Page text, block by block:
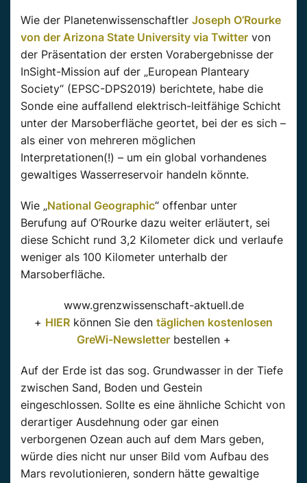
Wie der Planetenwissenschaftler Joseph O’Rourke
von der Arizona State University via Twitter von
der Präsentation der ersten Vorabergebnisse der
InSight-Mission auf der „European Planteary
Society“ (EPSC-DPS2019) berichtete, habe die
Sonde eine auffallend elektrisch-leitfähige Schicht
unter der Marsoberfläche geortet, bei der es sich –
als einer von mehreren möglichen
Interpretationen(!) – um ein global vorhandenes
gewaltiges Wasserreservoir handeln könnte.
Wie „National Geographic“ offenbar unter
Berufung auf O’Rourke dazu weiter erläutert, sei
diese Schicht rund 3,2 Kilometer dick und verlaufe
weniger als 100 Kilometer unterhalb der
Marsoberfläche.
www.grenzwissenschaft-aktuell.de
+ HIER können Sie den täglichen kostenlosen
GreWi-Newsletterbestellen +
Auf der Erde ist das sog. Grundwasser in der Tiefe
zwischen Sand, Boden und Gestein
eingeschlossen. Sollte es eine ähnliche Schicht von
derartiger Ausdehnung oder gar einen
verborgenen Ozean auch auf dem Mars geben,
würde dies nicht nur unser Bild vom Aufbau des
Mars revolutionieren, sondern hätte gewaltige